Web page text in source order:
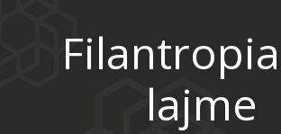
lajme